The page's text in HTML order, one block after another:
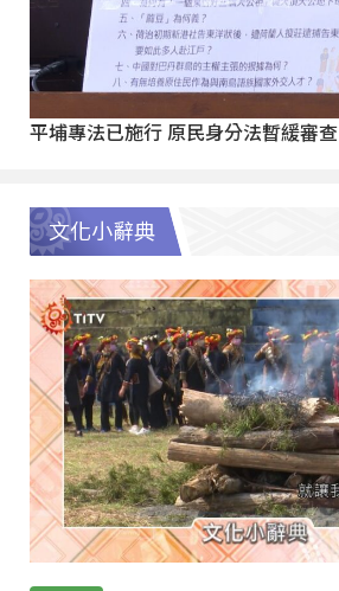
平埔專法已施行 原民身分法暫緩審查
文化小辭典